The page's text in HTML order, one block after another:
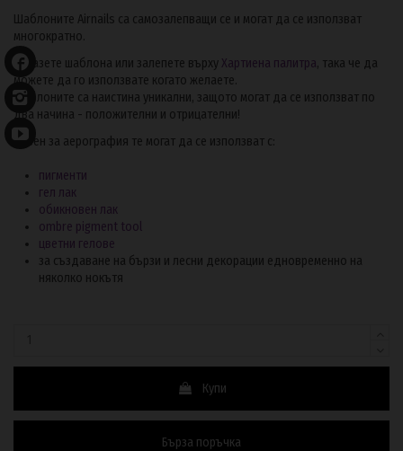
Шаблоните Airnails са самозалепващи се и могат да се използват
многократно.
Запазете шаблона или залепете върху Хартиена палитра, така че да
можете да го използвате когато желаете.
Шаблоните са наистина уникални, защото могат да се използват по
два начина - положителни и отрицателни!
Освен за аерография те могат да се използват с:
пигменти
гел лак
обикновен лак
ombre pigment tool
цветни гелове
за създаване на бързи и лесни декорации едновременно на
няколко нокътя
Купи
Бърза поръчка